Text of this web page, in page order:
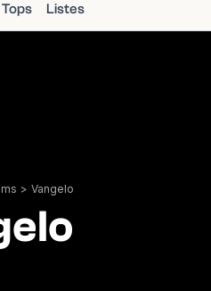
Tops Listes
> Vangelo